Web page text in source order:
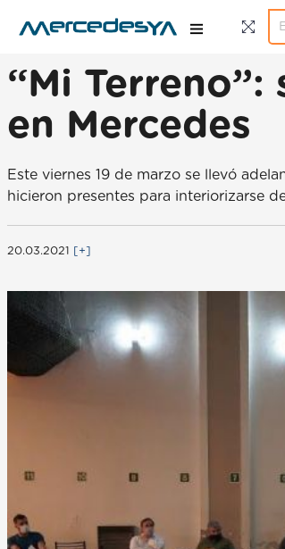
“Mi
en Mercedes
Este viernes 19 de marzo se llevó
hicieron presentes para interiorizarse
20.03.2021 [+]